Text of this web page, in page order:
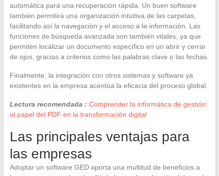
automática para una recuperación rápida. Un buen software
también permitirá una organización intuitiva de las carpetas,
facilitando así la navegación y el acceso a la información. Las
funciones de búsqueda avanzada son también vitales, ya que
permiten localizar un documento específico en un abrir y cerrar
de ojos, gracias a criterios como las palabras clave o las fechas.
Finalmente, la integración con otros sistemas y software ya
existentes en la empresa acentúa la eficacia del proceso global.
Lectura recomendada : Comprender la informática de gestión:
el papel del PDF en la transformación digital
Las principales ventajas para
las empresas
Adoptar un software GED aporta una multitud de beneficios a